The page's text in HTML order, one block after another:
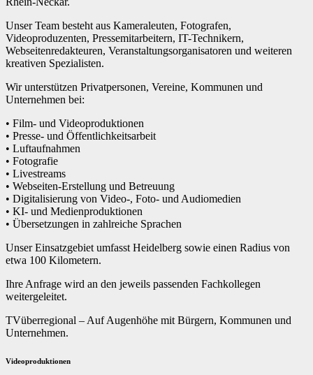
Unser Team besteht aus Kameraleuten, Fotografen,
Videoproduzenten, Pressemitarbeitern, IT-Technikern,
Webseitenredakteuren, Veranstaltungsorganisatoren und weiteren
kreativen Spezialisten.
Wir unterstützen Privatpersonen, Vereine, Kommunen und
Unternehmen bei:
• Film- und Videoproduktionen
• Presse- und Öffentlichkeitsarbeit
• Luftaufnahmen
• Fotografie
• Livestreams
• Webseiten-Erstellung und Betreuung
• Digitalisierung von Video-, Foto- und Audiomedien
• KI- und Medienproduktionen
• Übersetzungen in zahlreiche Sprachen
Unser Einsatzgebiet umfasst Heidelberg sowie einen Radius von
etwa 100 Kilometern.
Ihre Anfrage wird an den jeweils passenden Fachkollegen
weitergeleitet.
TVüberregional – Auf Augenhöhe mit Bürgern, Kommunen und
Unternehmen.
Videoproduktionen